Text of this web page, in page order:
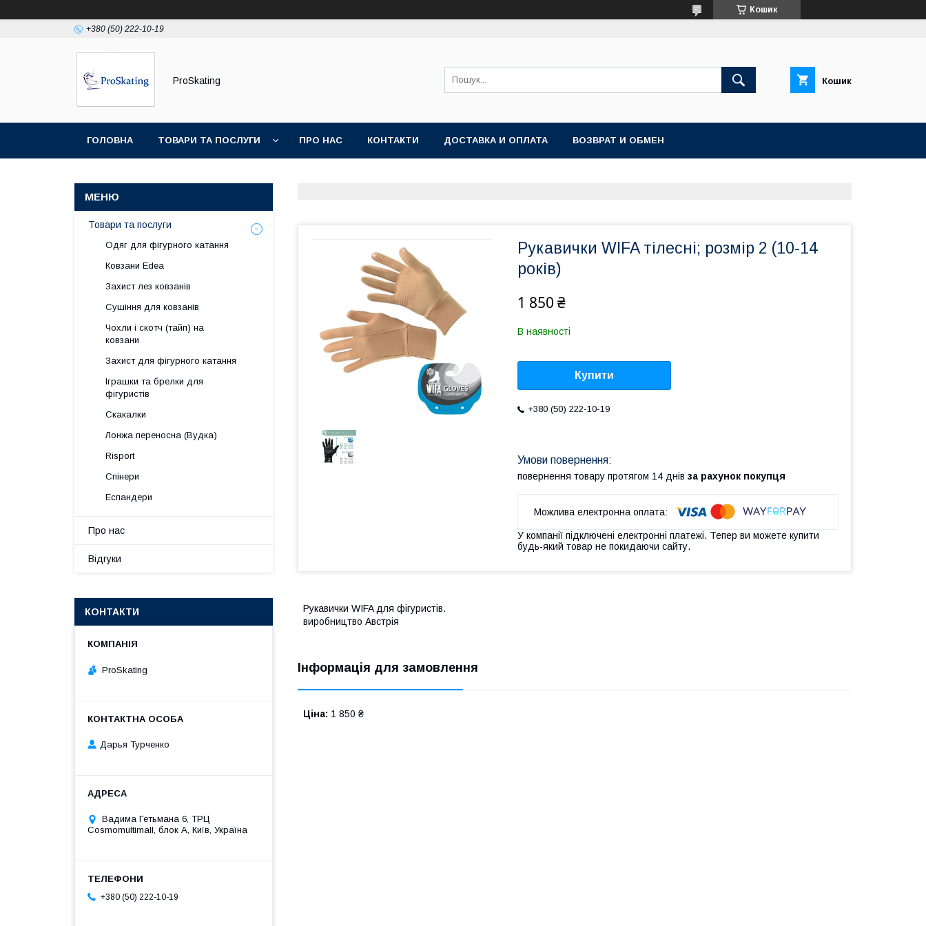
Кошик
+380 (50) 222-10-19
ProSkating Кошик
ГОЛОВНА ТОВАРИ ТА ПОСЛУГИ ПРО НАС КОНТАКТИ ДОСТАВКА И ОПЛАТА ВОЗВРАТ И ОБМЕН
Рукавички WIFA тілесні; розмір 2 (10-14
років)
1 850 ₴
В наявності
Купити
+380 (50) 222-10-19
повернення товару протягом 14 днів за рахунок покупця
У компанії підключені електронні платежі. Тепер ви можете купити
будь-який товар не покидаючи сайту.
Рукавички WIFA для фігуристів.
виробництво Австрія
Інформація для замовлення
Ціна: 1 850 ₴
Товари та послуги
Одяг для фігурного катання
Ковзани Edea
Захист лез ковзанів
Сушіння для ковзанів
Чохли і скотч (тайп) на
ковзани
Захист для фігурного катання
Іграшки та брелки для
фігуристів
Скакалки
Лонжа переносна (Вудка)
Risport
Спінери
Еспандери
Про нас
Відгуки
КОНТАКТИ
ProSkating
Дарья Турченко
Вадима Гетьмана 6, ТРЦ
Cosmomultimall, блок А, Київ, Україна
+380 (50) 222-10-19